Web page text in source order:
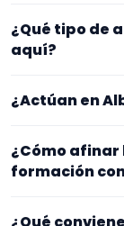
¿Qué tipo de
aquí?
Aquí verás
En esta página
charanga.
la formación y
¿Actúan en
trabajan en
exacto,
¿Cómo afinar
formación
¿Qué